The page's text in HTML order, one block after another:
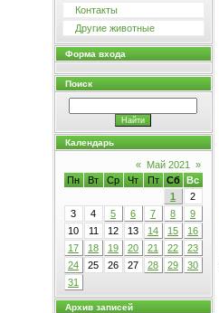
Контакты
Другие животные
Форма входа
Поиск
Календарь
« Май 2021
»
Пн
Вт Ср Чт Пт Сб
Вс
1
2
3
4 5 6 7 8
9
10
11 12 13 14 15
16
17
18 19 20 21 22
23
24
25 26 27 28 29
30
31
Архив записей